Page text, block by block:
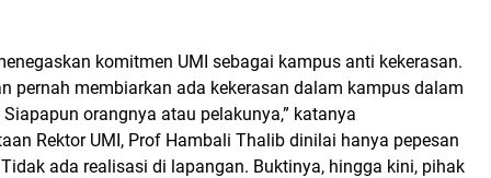
komitmen UMI sebagai kampus anti kekerasan.
pernah membiarkan ada kekerasan dalam kampus dalam
orangnya atau pelakunya,” katanya
Rektor UMI, Prof Hambali Thalib dinilai hanya pepesan
ada realisasi di lapangan. Buktinya, hingga kini, pihak